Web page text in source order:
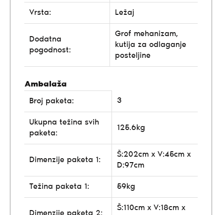
Vrsta: Ležaj
Dodatna
pogodnost:
Grof mehanizam,
kutija za odlaganje
posteljine
Ambalaža
Broj paketa:
3
Ukupna težina svih
paketa:
125.6kg
Dimenzije paketa 1:
Š:202cm x V:45cm x
D:97cm
Težina paketa 1: 59kg
Dimenzije paketa 2:
Š:110cm x V:18cm x